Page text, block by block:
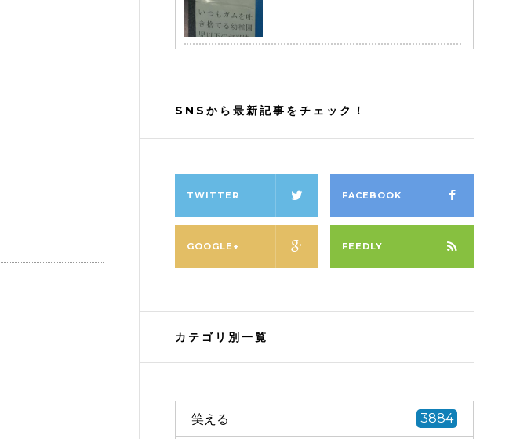
SNSから最新記事をチェック！
TWITTER FACEBOOK
GOOGLE+ FEEDLY
カテゴリ別一覧
笑える 3884